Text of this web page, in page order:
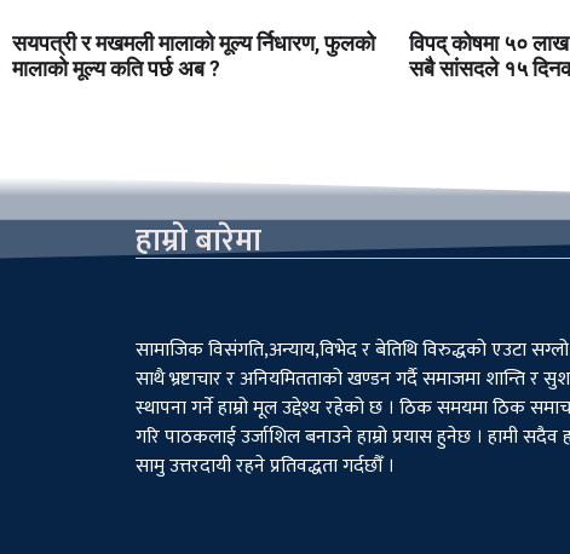
सयपत्री र मखमली मालाको मूल्य र्निधारण, फुलको
मालाको मूल्य कति पर्छ अब ?
विपद् कोषमा ५० लाख
सबै सांसदले १५
हाम्रो बारेमा
सामाजिक विसंगति,अन्याय,विभेद­ र बेतिथि विरुद्धको एउटा
साथै भ्रष्टाचार र अनियमितताको खण्डन गर्दै समाजमा शान्ति र
स्थापना गर्ने हाम्रो मूल उद्देश्य रहेको छ । ठिक समयमा ठिक
गरि पाठकलाई उर्जाशिल बनाउने हाम्रो प्रयास हुनेछ । हामी सदैव
सामु उत्तरदायी रहने प्रतिवद्धता गर्दछौँ ।